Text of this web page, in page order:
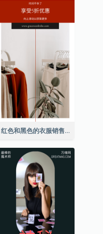
红色和黑色的衣服销售Instagram限时动态